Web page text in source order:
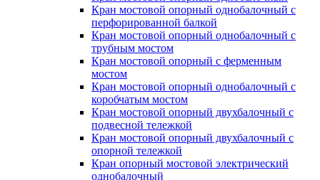
Кран мостовой опорный однобалочный с
перфорированной балкой
Кран мостовой опорный однобалочный с
трубным мостом
Кран мостовой опорный с ферменным
мостом
Кран мостовой опорный однобалочный с
коробчатым мостом
Кран мостовой опорный двухбалочный с
подвесной тележкой
Кран мостовой опорный двухбалочный с
опорной тележкой
Кран опорный мостовой электрический
однобалочный